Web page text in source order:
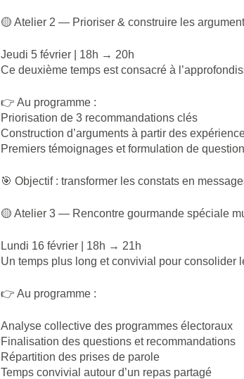
🟡 Atelier 2 — Prioriser & construire les
Jeudi 5 février | 18h → 20h
Ce deuxième temps est consacré à
👉 Au programme :
Priorisation de 3 recommandations clés
Construction d’arguments à partir des
Premiers témoignages et formulation de
🎯 Objectif : transformer les constats en
🟡 Atelier 3 — Rencontre gourmande spéciale
Lundi 16 février | 18h → 21h
Un temps plus long et convivial pour consolider
👉 Au programme :
Analyse collective des programmes électoraux
Finalisation des questions et recommandations
Répartition des prises de parole
Temps convivial autour d’un repas partagé